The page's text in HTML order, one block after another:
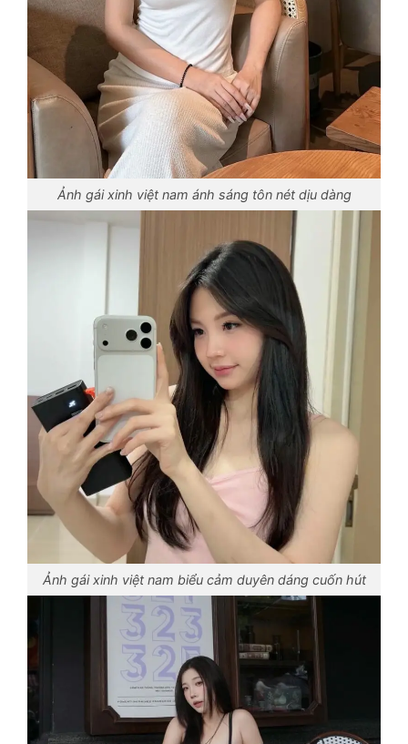
Ảnh gái xinh việt nam ánh sáng tôn nét dịu dàng
Ảnh gái xinh việt nam biểu cảm duyên dáng cuốn hút